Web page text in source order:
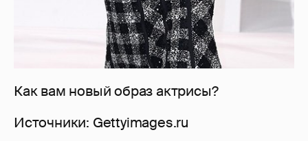
Как вам новый образ актрисы?
Источники: Gettyimages.ru